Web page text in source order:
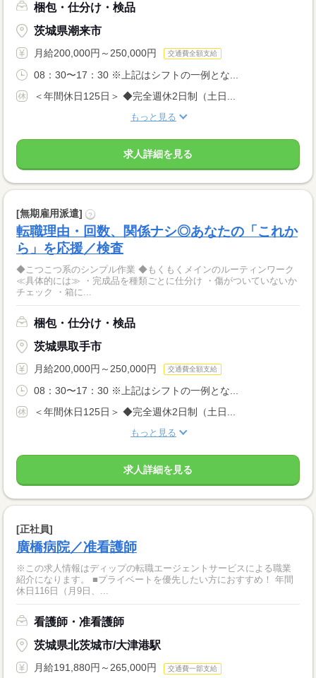
梱包・仕分け・検品
茨城県潮来市
月給200,000円～250,000円 交通費全額支給
08：30〜17：30 ※上記はシフトの一例とな...
＜年間休日125日＞ ◆完全週休2日制（土日...
もっと見る
求人詳細を見る
[無期雇用派遣] ?
転職理由・回数、関係ナシ◎あなたの「これか
ら」を応援／検査
◆こつこつ系のシンプル作業 ◆もくもくメインのルーティンワーク
≪具体的には≫ ・完成品を種類ごとに仕分け ・傷がついていないか
チェック ・箱に...
梱包・仕分け・検品
茨城県取手市
月給200,000円～250,000円 交通費全額支給
08：30〜17：30 ※上記はシフトの一例とな...
＜年間休日125日＞ ◆完全週休2日制（土日...
もっと見る
求人詳細を見る
[正社員]
廣橋病院／准看護師
※この求人情報はディップの転職エージェントサービスによる職業
紹介になります。 ■プライベートを優先したい方におすすめ！ 年間
休日116日（月9日、...
看護師・准看護師
茨城県北茨城市/大津港駅
月給191,880円～265,000円 交通費一部支給